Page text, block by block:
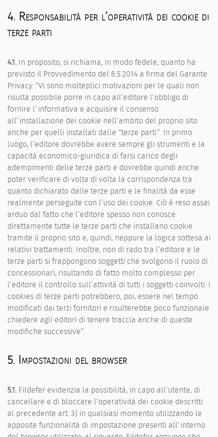
4. Responsabilità per l’operatività dei cookie di
terze parti
4.1. In proposito, si richiama, in modo fedele, quanto ha
previsto il Provvedimento del 8.5.2014 a firma del Garante
Privacy: “Vi sono molteplici motivazioni per le quali non
risulta possibile porre in capo all’editore l’obbligo di
fornire l’informativa e acquisire il consenso
all’installazione dei cookie nell’ambito del proprio sito
anche per quelli installati dalle “terze parti”. In primo
luogo, l’editore dovrebbe avere sempre gli strumenti e la
capacità economico-giuridica di farsi carico degli
adempimenti delle terze parti e dovrebbe quindi anche
poter verificare di volta di volta la corrispondenza tra
quanto dichiarato dalle terze parti e le finalità da esse
realmente perseguite con l’uso dei cookie. Ciò è reso assai
arduo dal fatto che l’editore spesso non conosce
direttamente tutte le terze parti che installano cookie
tramite il proprio sito e, quindi, neppure la logica sottesa ai
relativi trattamenti. Inoltre, non di rado tra l’editore e le
terze parti si frappongono soggetti che svolgono il ruolo di
concessionari, risultando di fatto molto complesso per
l’editore il controllo sull’attività di tutti i soggetti coinvolti. I
cookies di terze parti potrebbero, poi, essere nel tempo
modificati dai terzi fornitori e risulterebbe poco funzionale
chiedere agli editori di tenere traccia anche di queste
modifiche successive”.
5. Impostazioni del browser
5.1. Fildefer evidenzia la possibilità, in capo all’utente, di
cancellare e di bloccare l’operatività dei cookie descritti
al precedente art. 3) in qualsiasi momento utilizzando le
apposite funzionalità di impostazione presenti all’interno